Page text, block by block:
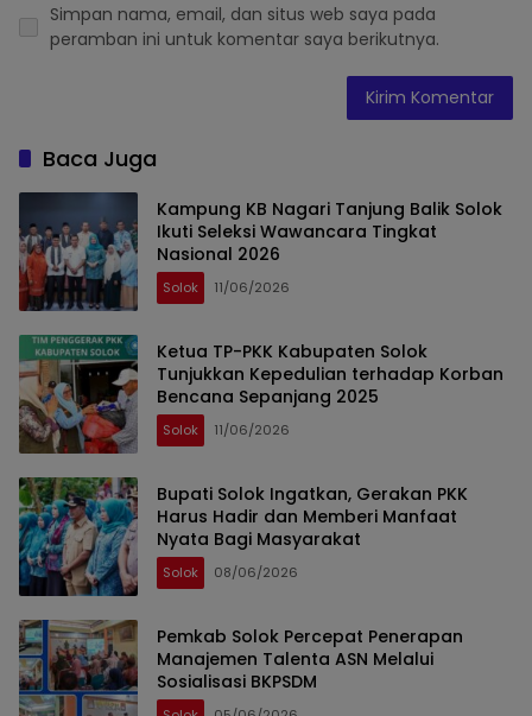
Simpan nama, email, dan situs web saya pada
peramban ini untuk komentar saya berikutnya.
Baca Juga
Kampung KB Nagari Tanjung Balik Solok
Ikuti Seleksi Wawancara Tingkat
Nasional 2026
Solok 11/06/2026
Ketua TP-PKK Kabupaten Solok
Tunjukkan Kepedulian terhadap Korban
Bencana Sepanjang 2025
Solok 11/06/2026
Bupati Solok Ingatkan, Gerakan PKK
Harus Hadir dan Memberi Manfaat
Nyata Bagi Masyarakat
Solok 08/06/2026
Pemkab Solok Percepat Penerapan
Manajemen Talenta ASN Melalui
Sosialisasi BKPSDM